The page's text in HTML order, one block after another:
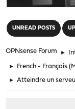
UNREAD POSTS
OPNsense Forum ►
► French - Français
► Atteindre un